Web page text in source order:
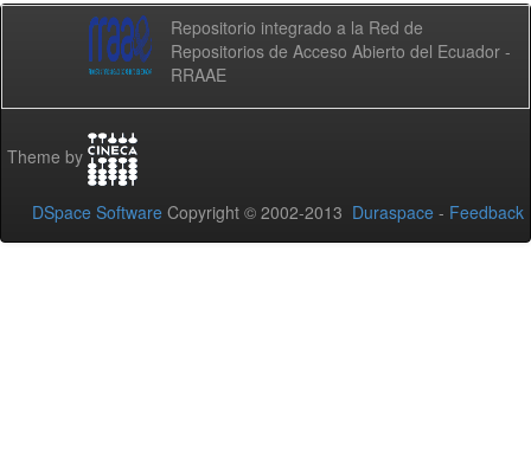
Repositorio integrado a la Red de
Repositorios de Acceso Abierto del Ecuador -
RRAAE
Theme by
DSpace Software Copyright © 2002-2013 Duraspace - Feedback